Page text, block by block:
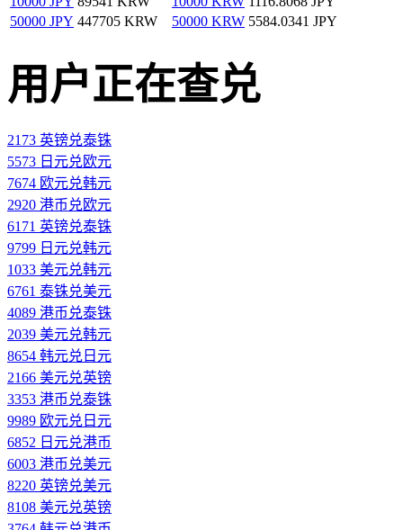
50000 JPY 447705 KRW 50000 KRW 5584.0341 JPY
用户正在查兑
2173 英镑兑泰铢
5573 日元兑欧元
7674 欧元兑韩元
2920 港币兑欧元
6171 英镑兑泰铢
9799 日元兑韩元
1033 美元兑韩元
6761 泰铢兑美元
4089 港币兑泰铢
2039 美元兑韩元
8654 韩元兑日元
2166 美元兑英镑
3353 港币兑泰铢
9989 欧元兑日元
6852 日元兑港币
6003 港币兑美元
8220 英镑兑美元
8108 美元兑英镑